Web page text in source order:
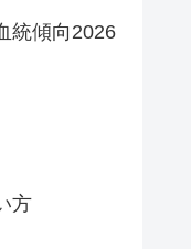
統傾向2026
方